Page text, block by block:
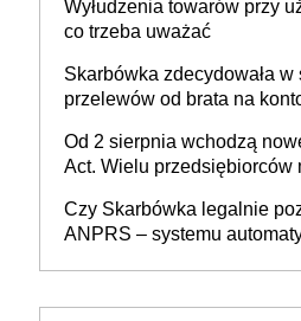
Wyłudzenia towarów przy
co trzeba uważać
Skarbówka zdecydowała w
przelewów od brata na
darowizna, ale podatku
Od 2 sierpnia wchodzą
Act. Wielu przedsiębiorców
Czy Skarbówka legalnie
ANPRS – systemu